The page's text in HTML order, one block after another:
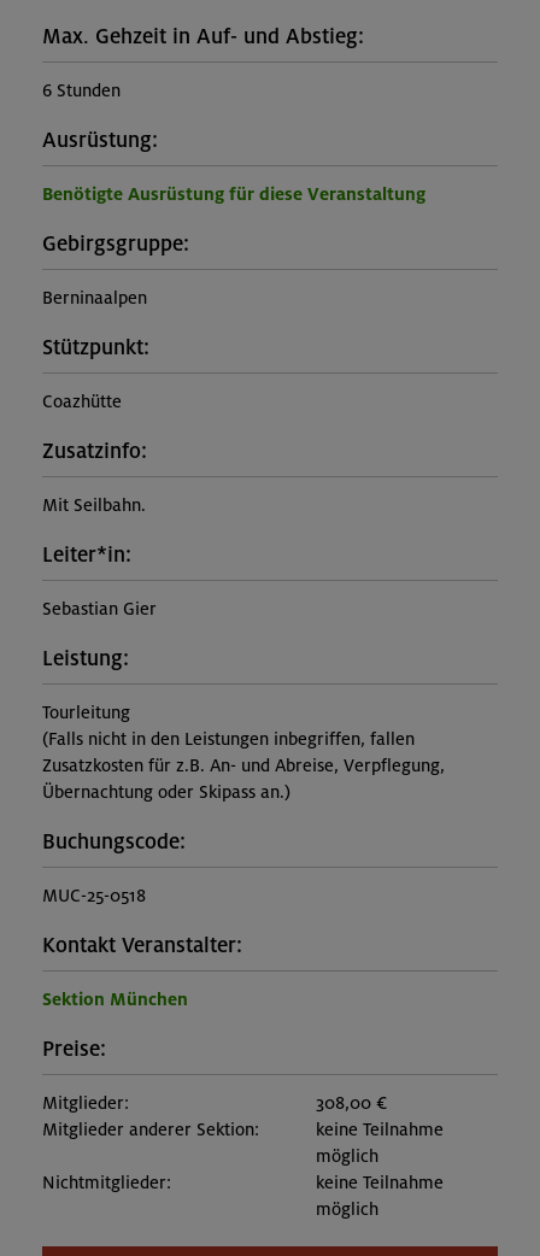
Max. Gehzeit in Auf- und Abstieg:
6 Stunden
Ausrüstung:
Benötigte Ausrüstung für diese Veranstaltung
Gebirgsgruppe:
Berninaalpen
Stützpunkt:
Coazhütte
Zusatzinfo:
Mit Seilbahn.
Leiter*in:
Sebastian Gier
Leistung:
Tourleitung
(Falls nicht in den Leistungen inbegriffen, fallen
Zusatzkosten für z.B. An- und Abreise, Verpflegung,
Übernachtung oder Skipass an.)
Buchungscode:
MUC-25-0518
Kontakt Veranstalter:
Sektion München
Preise:
Mitglieder:
308,00 €
Mitglieder anderer Sektion:
keine Teilnahme
möglich
Nichtmitglieder:
keine Teilnahme
möglich